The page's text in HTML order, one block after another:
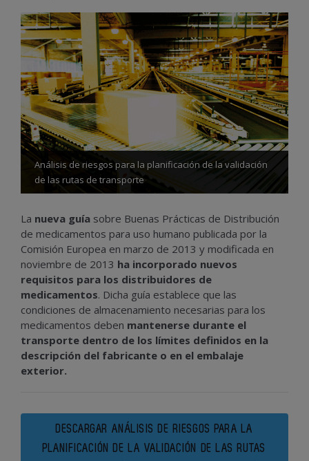
Análisis de riesgos para la planificación de la validación
de las rutas de transporte
La nueva guía sobre Buenas Prácticas de Distribución
de medicamentos para uso humano publicada por la
Comisión Europea en marzo de 2013 y modificada en
noviembre de 2013 ha incorporado nuevos
requisitos para los distribuidores de
medicamentos. Dicha guía establece que las
condiciones de almacenamiento necesarias para los
medicamentos deben mantenerse durante el
transporte dentro de los límites definidos en la
descripción del fabricante o en el embalaje
exterior.
DESCARGAR ANÁLISIS DE RIESGOS PARA LA
PLANIFICACIÓN DE LA VALIDACIÓN DE LAS RUTAS